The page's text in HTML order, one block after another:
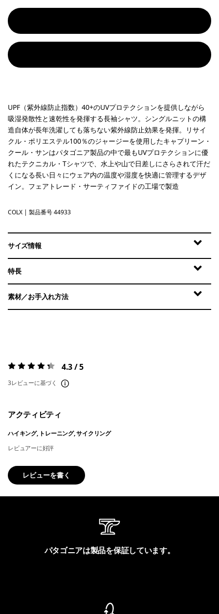
UPF（紫外線防止指数）40+のUVプロテクションを提供しながら
吸湿発散性と速乾性を発揮する長袖シャツ。シングルニットの構
造自体が長年洗濯しても落ちない紫外線防止効果を発揮。リサイ
クル・ポリエステル100％のジャージーを使用したキャプリーン・
クール・サンはパタゴニア製品の中で最もUVプロテクションに優
れたテクニカル・Tシャツで、水上や山で日差しにさらされて汗だ
くになる長い日々にウェア内の温度や湿度を快適に管理するデザ
イン。フェアトレード・サーティファイドの工場で製造
Coal Orange - Light Coal Orange X-Dye
COLX | 製品番号 44933
サイズ情報
特長
素材／お手入れ方法
評価:4.3 / 5 4.3 / 5
3レビューに基づく
アクティビティ
ハイキング, トレーニング, サイクリング
レビュアーに好評
レビューを書く
パタゴニアは製品を保証しています。